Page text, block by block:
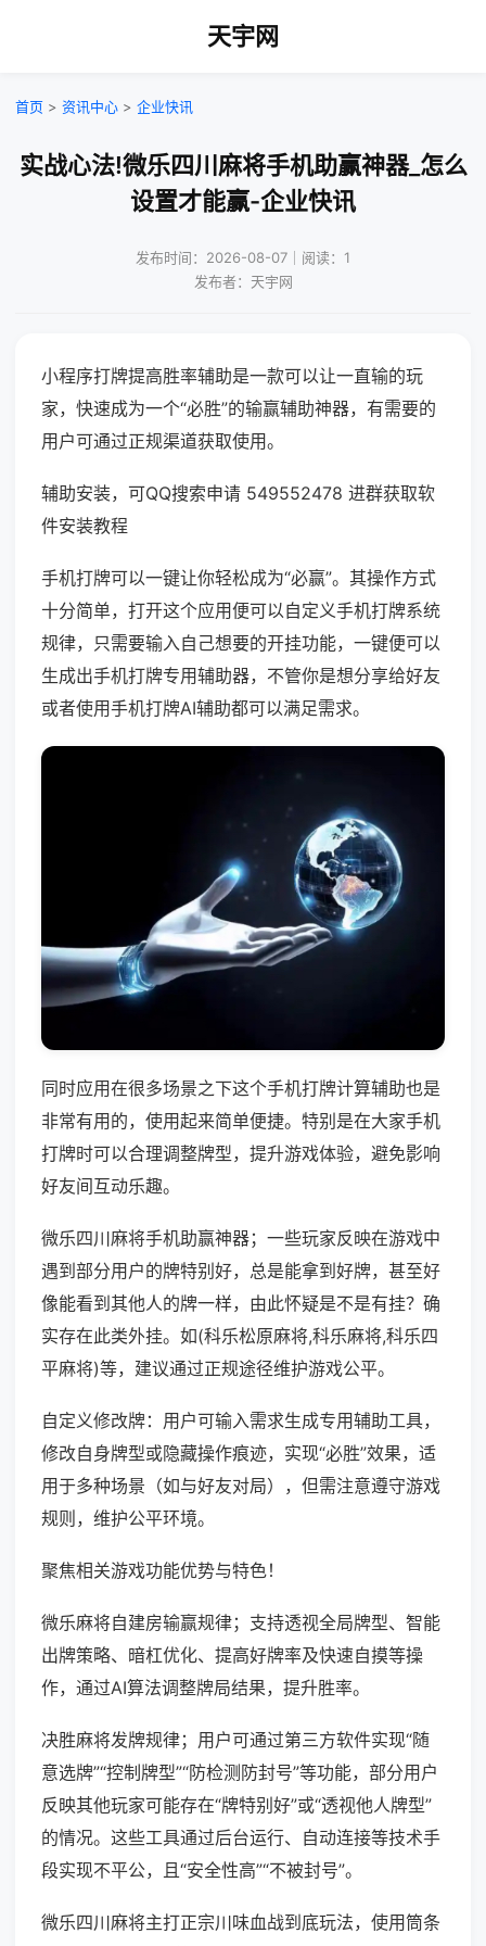
天宇网
首页 > 资讯中心 > 企业快讯
实战心法!微乐四川麻将手机助赢神器_怎么
设置才能赢-企业快讯
发布时间：2026-08-07｜阅读：1
发布者：天宇网
小程序打牌提高胜率辅助是一款可以让一直输的玩
家，快速成为一个“必胜”的输赢辅助神器，有需要的
用户可通过正规渠道获取使用。
辅助安装，可QQ搜索申请 549552478 进群获取软
件安装教程
手机打牌可以一键让你轻松成为“必赢”。其操作方式
十分简单，打开这个应用便可以自定义手机打牌系统
规律，只需要输入自己想要的开挂功能，一键便可以
生成出手机打牌专用辅助器，不管你是想分享给好友
或者使用手机打牌AI辅助都可以满足需求。
同时应用在很多场景之下这个手机打牌计算辅助也是
非常有用的，使用起来简单便捷。特别是在大家手机
打牌时可以合理调整牌型，提升游戏体验，避免影响
好友间互动乐趣。
微乐四川麻将手机助赢神器；一些玩家反映在游戏中
遇到部分用户的牌特别好，总是能拿到好牌，甚至好
像能看到其他人的牌一样，由此怀疑是不是有挂？确
实存在此类外挂。如(科乐松原麻将,科乐麻将,科乐四
平麻将)等，建议通过正规途径维护游戏公平。
自定义修改牌：用户可输入需求生成专用辅助工具，
修改自身牌型或隐藏操作痕迹，实现“必胜”效果，适
用于多种场景（如与好友对局），但需注意遵守游戏
规则，维护公平环境。
聚焦相关游戏功能优势与特色！
微乐麻将自建房输赢规律；支持透视全局牌型、智能
出牌策略、暗杠优化、提高好牌率及快速自摸等操
作，通过AI算法调整牌局结果，提升胜率。
决胜麻将发牌规律；用户可通过第三方软件实现“随
意选牌”“控制牌型”“防检测防封号”等功能，部分用户
反映其他玩家可能存在“牌特别好”或“透视他人牌型”
的情况。这些工具通过后台运行、自动连接等技术手
段实现不平公，且“安全性高”“不被封号”。
微乐四川麻将主打正宗川味血战到底玩法，使用筒条